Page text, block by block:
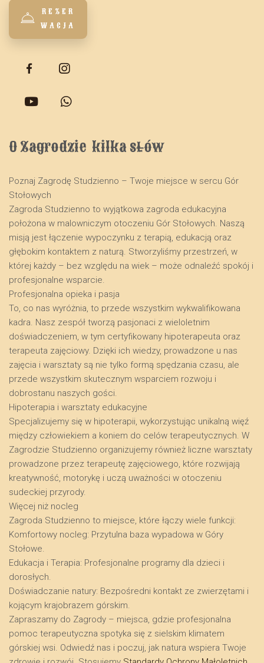
O Zagrodzie  kilka słów
Poznaj Zagrodę Studzienno – Twoje miejsce w sercu Gór
Stołowych
​Zagroda Studzienno to wyjątkowa zagroda edukacyjna
położona w malowniczym otoczeniu Gór Stołowych. Naszą
misją jest łączenie wypoczynku z terapią, edukacją oraz
głębokim kontaktem z naturą. Stworzyliśmy przestrzeń, w
której każdy – bez względu na wiek – może odnaleźć spokój i
profesjonalne wsparcie.
​Profesjonalna opieka i pasja
​To, co nas wyróżnia, to przede wszystkim wykwalifikowana
kadra. Nasz zespół tworzą pasjonaci z wieloletnim
doświadczeniem, w tym certyfikowany hipoterapeuta oraz
terapeuta zajęciowy. Dzięki ich wiedzy, prowadzone u nas
zajęcia i warsztaty są nie tylko formą spędzania czasu, ale
przede wszystkim skutecznym wsparciem rozwoju i
dobrostanu naszych gości.
​Hipoterapia i warsztaty edukacyjne
​Specjalizujemy się w hipoterapii, wykorzystując unikalną więź
między człowiekiem a koniem do celów terapeutycznych. W
Zagrodzie Studzienno organizujemy również liczne warsztaty
prowadzone przez terapeutę zajęciowego, które rozwijają
kreatywność, motorykę i uczą uważności w otoczeniu
sudeckiej przyrody.
​Więcej niż nocleg
​Zagroda Studzienno to miejsce, które łączy wiele funkcji:
​Komfortowy nocleg: Przytulna baza wypadowa w Góry
Stołowe.
​Edukacja i Terapia: Profesjonalne programy dla dzieci i
dorosłych.
​Doświadczanie natury: Bezpośredni kontakt ze zwierzętami i
kojącym krajobrazem górskim.
​Zapraszamy do Zagrody – miejsca, gdzie profesjonalna
pomoc terapeutyczna spotyka się z sielskim klimatem
górskiej wsi. Odwiedź nas i poczuj, jak natura wspiera Twoje
REZER
WACJA